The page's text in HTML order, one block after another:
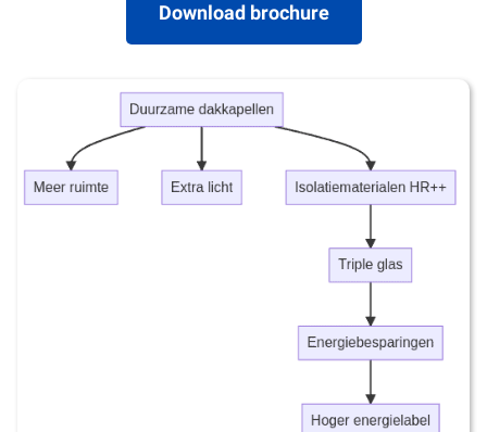
Download brochure